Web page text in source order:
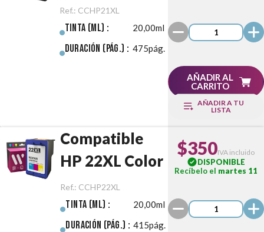
Ref.: CCHP21XL
Tinta (ml) : 20,00ml
Duración (pág.) : 475pág.
AÑADIR AL
CARRITO
AÑADIR A TU
LISTA
Compatible
HP 22XL Color
Ref.: CCHP22XL
Tinta (ml) : 20,00ml
Duración (pág.) : 415pág.
$350IVA incluido
DISPONIBLE
Recíbelo el martes 11